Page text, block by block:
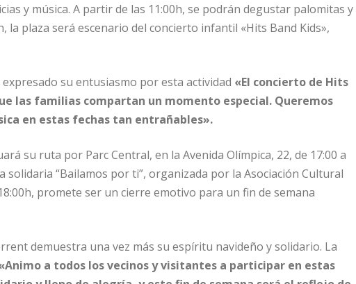
y música. A partir de las 11:00h, se podrán degustar palomitas y
la plaza será escenario del concierto infantil «Hits Band Kids»,
expresado su entusiasmo por esta actividad «El concierto de Hits
las familias compartan un momento especial. Queremos
en estas fechas tan entrañables».
su ruta por Parc Central, en la Avenida Olímpica, 22, de 17:00 a
solidaria “Bailamos por ti”, organizada por la Asociación Cultural
promete ser un cierre emotivo para un fin de semana
demuestra una vez más su espíritu navideño y solidario. La
a todos los vecinos y visitantes a participar en estas